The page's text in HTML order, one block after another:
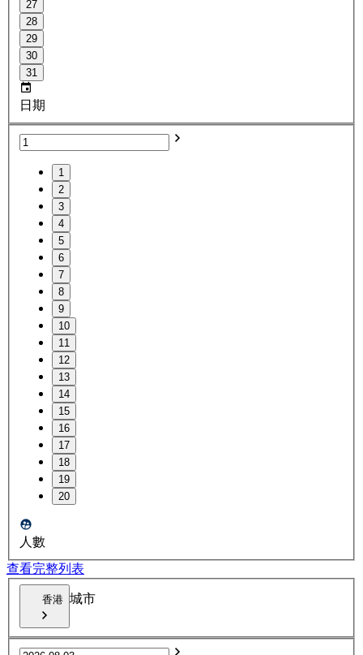
27
28
29
30
31
日期
1
2
3
4
5
6
7
8
9
10
11
12
13
14
15
16
17
18
19
20
人數
查看完整列表
香港 城市